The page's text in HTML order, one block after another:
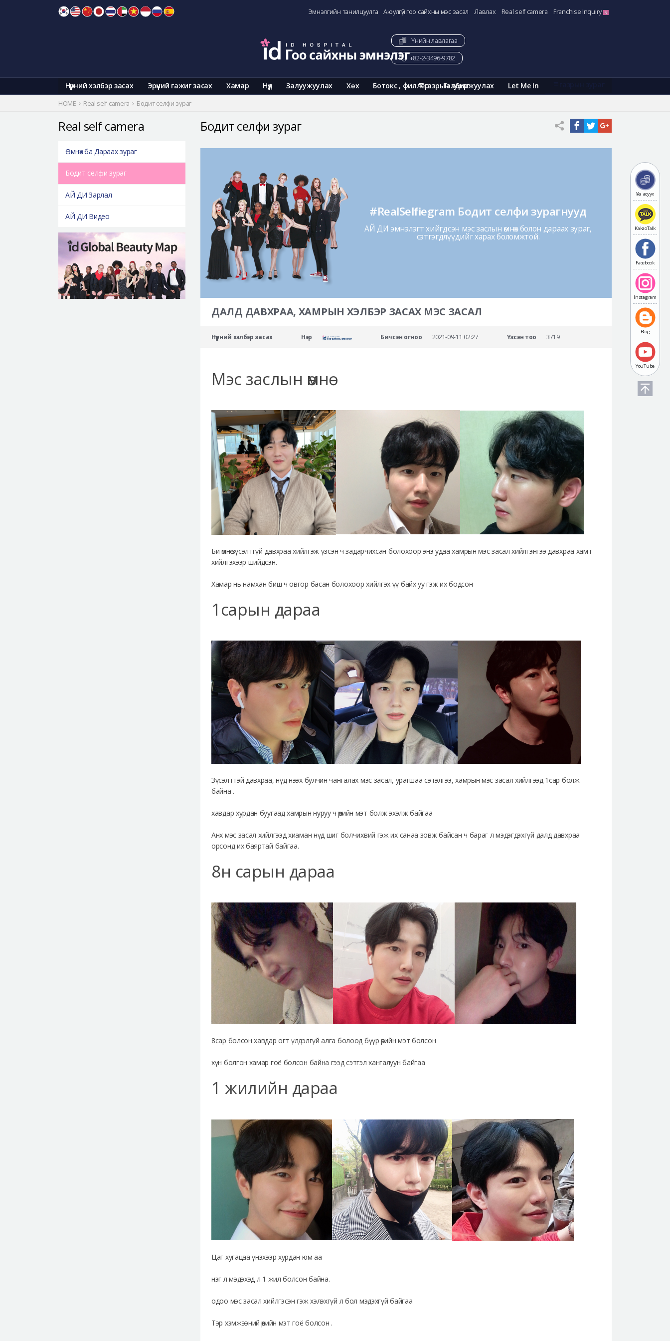
Эмнэлгийн танилцуулга Аюулгүй гоо сайхны мэс засал Лавлах Real self camera Franchise Inquiry
Нүүрний хэлбэр засах Эрүүний гажиг засах Хамар Нүд Залуужуулах Хөх Ботокс , филлер Галбиржуулах Let Me In
газрын зураг
Үнийн лавлагаа
+82-2-3496-9782
Үнэ асуух
KakaoTalk
Facebook
Instagram
Blog
YouTube
HOME Real self camera Бодит селфи зураг
Бодит селфи зураг
#RealSelfiegram Бодит селфи зурагнууд
АЙ ДИ эмнэлэгт хийгдсэн мэс заслын өмнөх болон дараах зураг,
сэтгэгдлүүдийг харах боломжтой.
ДАЛД ДАВХРАА, ХАМРЫН ХЭЛБЭР ЗАСАХ МЭС ЗАСАЛ
Нүүрний хэлбэр засах Нэр Бичсэн огноо 2021-09-11 02:27 Үзсэн тоо 3719
Мэс заслын өмнө
Би өмнө зүсэлтгүй давхраа хийлгэж үзсэн ч задарчихсан болохоор энэ удаа хамрын мэс засал хийлгэнгээ давхраа хамт
хийлгэхээр шийдсэн.
Хамар нь намхан биш ч овгор басан болохоор хийлгэх үү байх уу гэж их бодсон
1сарын дараа
Зүсэлттэй давхраа, нүд нээх булчин чангалах мэс засал, урагшаа сэтэлгээ, хамрын мэс засал хийлгээд 1сар болж
байна .
хавдар хурдан буугаад хамрын нуруу ч өөрийн мэт болж эхэлж байгаа
Анх мэс засал хийлгээд хиаман нүд шиг болчихвий гэж их санаа зовж байсан ч бараг л мэдэгдэхгүй далд давхраа
орсонд их баяртай байгаа.
8н сарын дараа
8сар болсон хавдар огт үлдэлгүй алга болоод бүүр өөрийн мэт болсон
хүн болгон хамар гоё болсон байна гээд сэтгэл хангалуун байгаа
1 жилийн дараа
Цаг хугацаа үнэхээр хурдан юм аа
нэг л мэдэхэд л 1 жил болсон байна.
одоо мэс засал хийлгэсэн гэж хэлэхгүй л бол мэдэхгүй байгаа
Тэр хэмжээний өөрийн мэт гоё болсон .
Real self camera
Өмнөх ба Дараах зураг
Бодит селфи зураг
АЙ ДИ Зарлал
АЙ ДИ Видео